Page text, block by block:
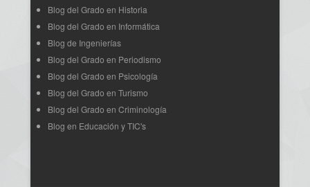
Blog del Grado en Historia
Blog del Grado en Informática
Blog de Ingenierías
Blog del Grado en Periodismo
Blog del Grado en Psicología
Blog del Grado en Turismo
Blog del Grado en Criminología
Blog en Educación y TIC's